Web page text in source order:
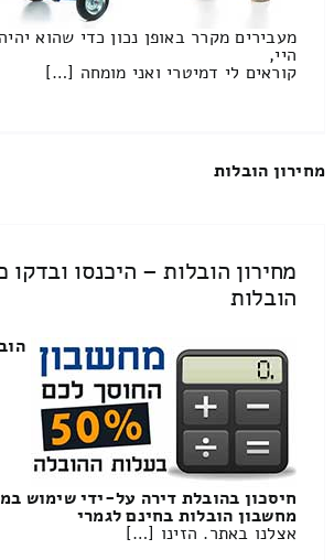
מעבירים מקרר באופן נכון כדי שהוא
היי,
קוראים לי דמיטרי ואני מומחה […]
מחירון הובלות
מחירון הובלות – היכנסו ובדקו
הובלות
חיסכון בהובלת דירה על-ידי שימוש
מחשבון הובלות בחינם לגמרי
אצלנו באתר. הזינו […]